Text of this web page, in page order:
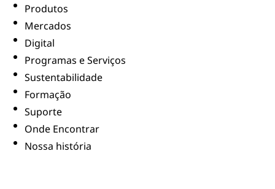
Produtos
Mercados
Digital
Programas e Serviços
Sustentabilidade
Formação
Suporte
Onde Encontrar
Nossa história